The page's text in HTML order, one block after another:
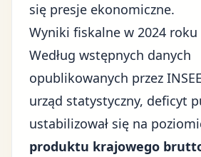
się presje ekonomiczne.
Wyniki fiskalne w 2024 roku
Według wstępnych danych
opublikowanych przez
urząd statystyczny, deficyt
ustabilizował się na
produktu krajowego